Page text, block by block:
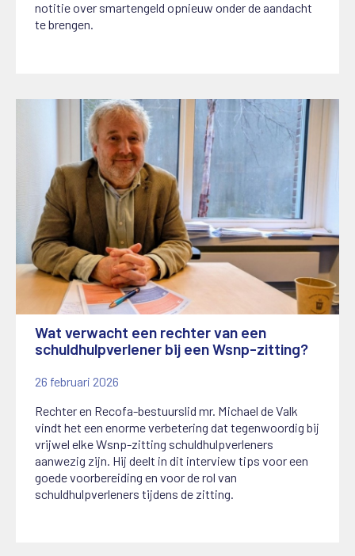
notitie over smartengeld opnieuw onder de aandacht
te brengen.
Wat verwacht een rechter van een
schuldhulpverlener bij een Wsnp-zitting?
26 februari 2026
Rechter en Recofa-bestuurslid mr. Michael de Valk
vindt het een enorme verbetering dat tegenwoordig bij
vrijwel elke Wsnp-zitting schuldhulpverleners
aanwezig zijn. Hij deelt in dit interview tips voor een
goede voorbereiding en voor de rol van
schuldhulpverleners tijdens de zitting.